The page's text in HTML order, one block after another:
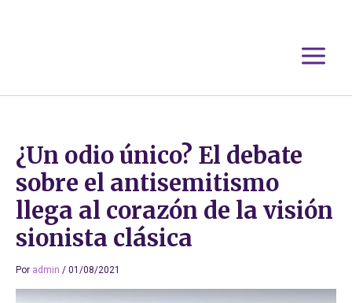
¿Un odio único? El debate
sobre el antisemitismo
llega al corazón de la visión
sionista clásica
Por admin / 01/08/2021